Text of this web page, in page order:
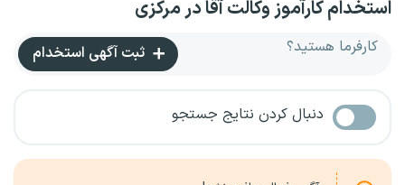
استخدام کارآموز وکالت آقا در مرکزی
کارفرما هستید؟ ثبت آگهی استخدام
دنبال کردن نتایج جستجو